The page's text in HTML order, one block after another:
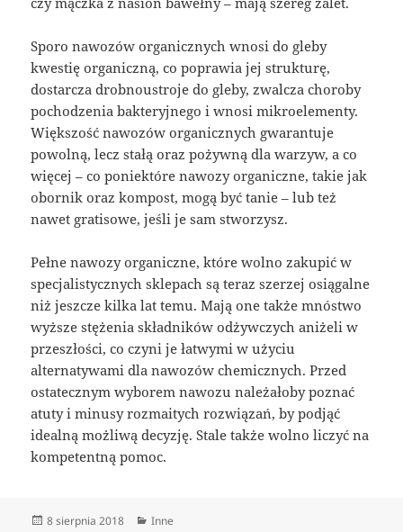
Sporo nawozów organicznych wnosi do gleby
kwestię organiczną, co poprawia jej strukturę,
dostarcza drobnoustroje do gleby, zwalcza choroby
pochodzenia bakteryjnego i wnosi mikroelementy.
Większość nawozów organicznych gwarantuje
powolną, lecz stałą oraz pożywną dla warzyw, a co
więcej – co poniektóre nawozy organiczne, takie jak
obornik oraz kompost, mogą być tanie – lub też
nawet gratisowe, jeśli je sam stworzysz.
Pełne nawozy organiczne, które wolno zakupić w
specjalistycznych sklepach są teraz szerzej osiągalne
niż jeszcze kilka lat temu. Mają one także mnóstwo
wyższe stężenia składników odżywczych aniżeli w
przeszłości, co czyni je łatwymi w użyciu
alternatywami dla nawozów chemicznych. Przed
ostatecznym wyborem nawozu należałoby poznać
atuty i minusy rozmaitych rozwiązań, by podjąć
idealną możliwą decyzję. Stale także wolno liczyć na
kompetentną pomoc.
Data
8 sierpnia 2018 Kategorie
Inne